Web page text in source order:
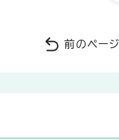
前のペー